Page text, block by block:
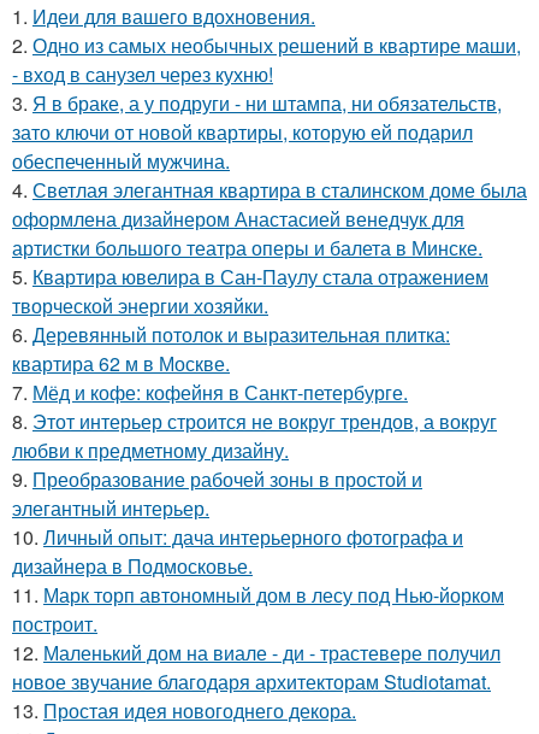
1. Идеи для вашего вдохновения.
2. Одно из самых необычных решений в квартире маши,
- вход в санузел через кухню!
3. Я в браке, а у подруги - ни штампа, ни обязательств,
зато ключи от новой квартиры, которую ей подарил
обеспеченный мужчина.
4. Светлая элегантная квартира в сталинском доме была
оформлена дизайнером Анастасией венедчук для
артистки большого театра оперы и балета в Минске.
5. Квартира ювелира в Сан-Паулу стала отражением
творческой энергии хозяйки.
6. Деревянный потолок и выразительная плитка:
квартира 62 м в Москве.
7. Мёд и кофе: кофейня в Санкт-петербурге.
8. Этот интерьер строится не вокруг трендов, а вокруг
любви к предметному дизайну.
9. Преобразование рабочей зоны в простой и
элегантный интерьер.
10. Личный опыт: дача интерьерного фотографа и
дизайнера в Подмосковье.
11. Марк торп автономный дом в лесу под Нью-йорком
построит.
12. Маленький дом на виале - ди - трастевере получил
новое звучание благодаря архитекторам Studiotamat.
13. Простая идея новогоднего декора.